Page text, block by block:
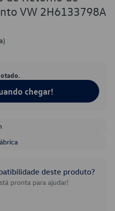
VW 2H6133798A
chegar!
deste produto?
pronta para ajudar!